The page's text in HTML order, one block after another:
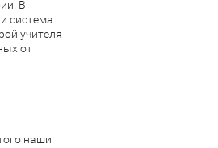
В
система
учителя
от
наши